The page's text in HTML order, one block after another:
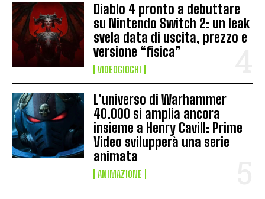
Diablo 4 pronto a debuttare
su Nintendo Switch 2: un leak
svela data di uscita, prezzo e
versione “fisica”
VIDEOGIOCHI
L’universo di Warhammer
40.000 si amplia ancora
insieme a Henry Cavill: Prime
Video svilupperà una serie
animata
ANIMAZIONE